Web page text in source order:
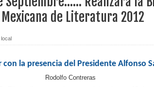
de Literatura 2012
local
con la presencia del Presidente Alfonso
Rodolfo Contreras